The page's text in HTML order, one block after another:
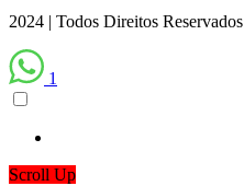
2024 | Todos Direitos Reservados
1
Scroll Up